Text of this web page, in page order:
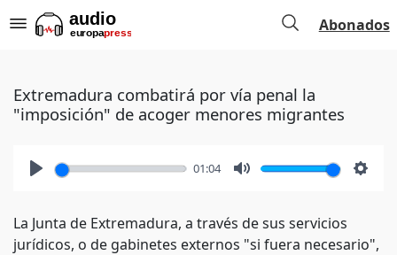
Abonados
Extremadura combatirá por vía penal la
"imposición" de acoger menores migrantes
01:04
La Junta de Extremadura, a través de sus servicios
jurídicos, o de gabinetes externos "si fuera necesario",